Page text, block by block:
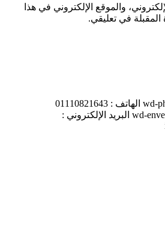
والموقع الإلكتروني في هذا
المقبلة في تعليقي.
الهاتف : 01110821643
البريد الإلكتروني :